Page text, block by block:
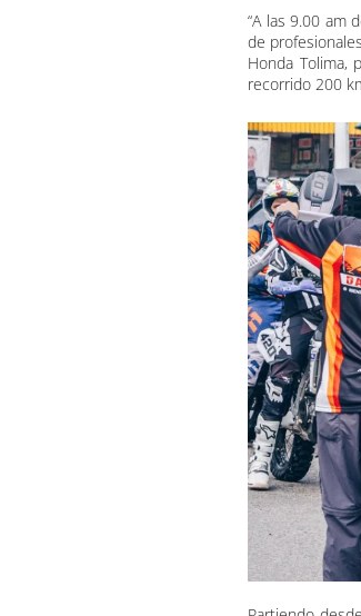
“A las 9.00 am
de
Honda Tolima,
recorrido 200